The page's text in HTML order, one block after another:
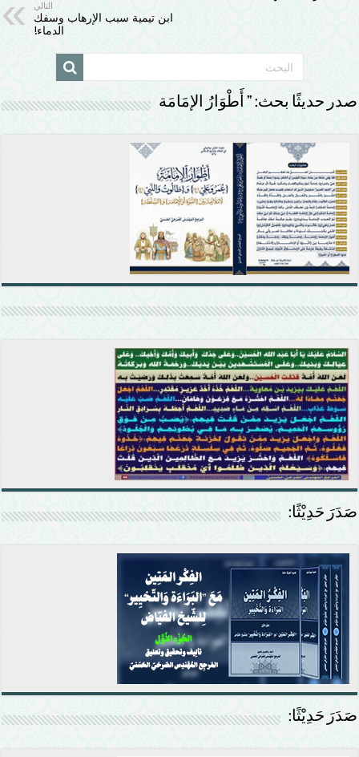
التالي
ابن تيمية سبب الإرهاب وسفك
الدماء!
صدر حديثًا بحث: ” أَطْوَارُ الإمَامَة
صَدَرَ حَدِيْثًا:
صَدَرَ حَدِيْثًا: